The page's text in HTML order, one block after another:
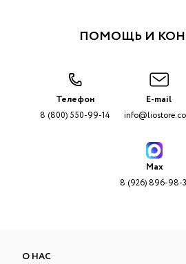
ПОМОЩЬ И
Телефон
8 (800) 550-99-14
E-mail
Max
8 (926) 896-98-
О НАС